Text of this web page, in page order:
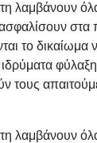
λαμβάνουν
στα
το δικαίωμα
τους
λαμβάνουν